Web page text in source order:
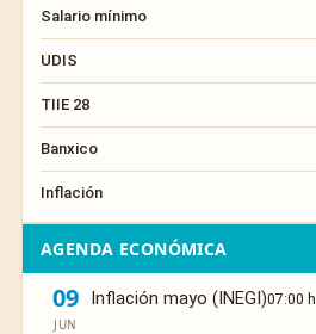
Salario mínimo
UDIS
TIIE 28
Banxico
Inflación
AGENDA ECONÓMICA
09
JUN
Inflación mayo (INEGI)07:00 h